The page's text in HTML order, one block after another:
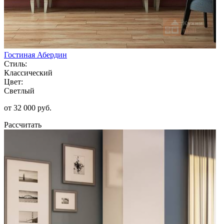
Гостиная Абердин
Стиль:
Классический
Цвет:
Светлый
от 32 000 руб.
Рассчитать